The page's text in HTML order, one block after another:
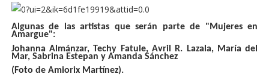
Algunas de las artistas que serán parte de "Mujeres en
Amargue":
Johanna Almánzar, Techy Fatule, Avril R. Lazala, María del
Mar, Sabrina Estepan y Amanda Sánchez
(Foto de Amiorix Martínez).